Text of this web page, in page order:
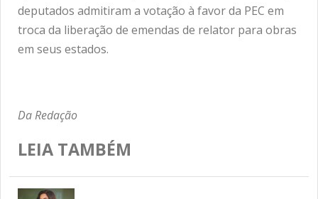
deputados admitiram a votação à favor da PEC em
troca da liberação de emendas de relator para obras
em seus estados.
Da Redação
LEIA TAMBÉM